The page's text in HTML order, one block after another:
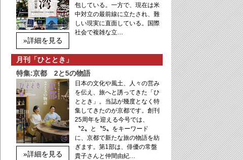
»詳細を見る
包している。一方で、現在は米
中対立の最前線に立たされ、難
しい現実に直面している。国際
社会で複雑な立…
月刊「ひととき」
特集:京都 2と5の物語
»詳細を見る
日本の文化や風土、人々の営み
を伝え、旅へと誘ってきた「ひ
ととき」。当誌が幾度となく特
集してきたのが京都です。創刊
25周年を迎える今号では、
〝2〟と〝5〟をキーワード
に、京都で新たな旅の物語を紡
ぎます。第1部は、俳優の常盤
貴子さんと仲間由紀…